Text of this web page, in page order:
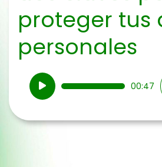
proteger tus
personales
Reproductor
de
00:47